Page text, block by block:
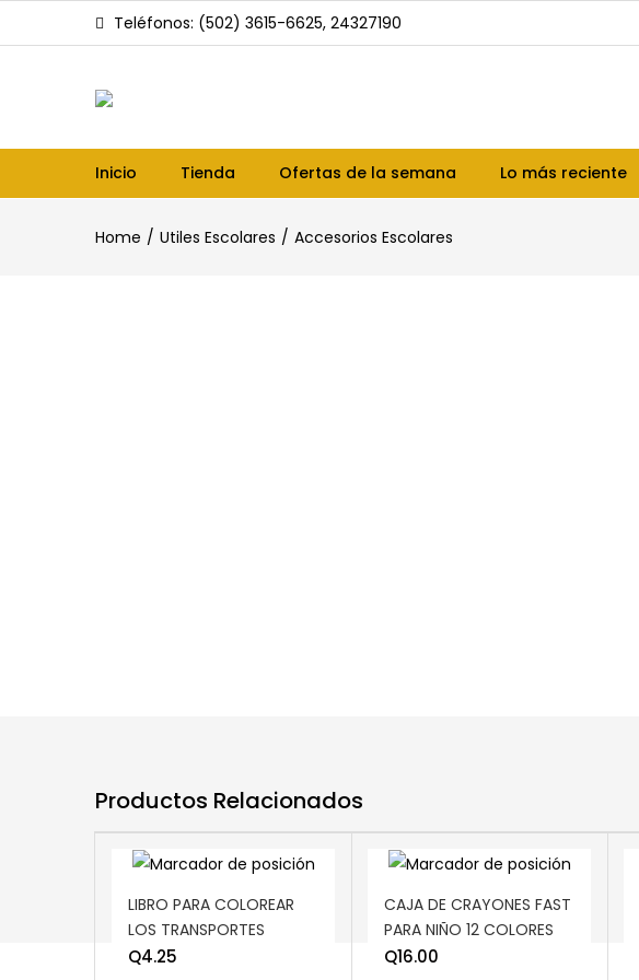
Teléfonos: (502) 3615-6625, 24327190
Inicio Tienda Ofertas de la semana Lo más reciente
Home Utiles Escolares Accesorios Escolares
Productos Relacionados
LIBRO PARA COLOREAR
LOS TRANSPORTES
Q4.25
CAJA DE CRAYONES FAST
PARA NIÑO 12 COLORES
Q16.00